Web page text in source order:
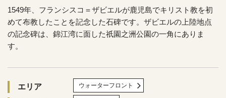
1549年、フランシスコ＝ザビエルが鹿児島でキリスト教を初
めて布教したことを記念した石碑です。ザビエルの上陸地点
の記念碑は、錦江湾に面した祇園之洲公園の一角にありま
す。
エリア ウォーターフロント